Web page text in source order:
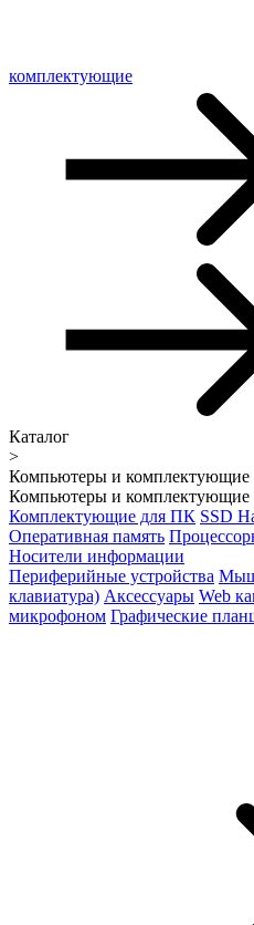
комплектующие
Каталог
>
Компьютеры и комплектующие
Компьютеры и комплектующие
Комплектующие для ПК SSD
Оперативная память
Носители информации
Периферийные устройства
клавиатура) Аксессуары Web
микрофоном Графические